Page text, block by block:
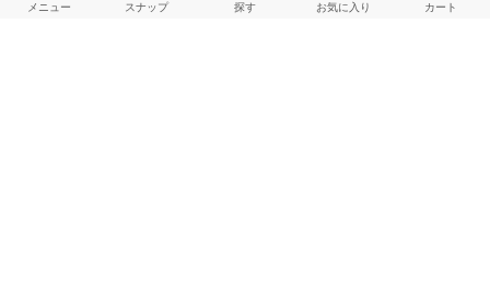
メニュー スナップ 探す お気に入り カート